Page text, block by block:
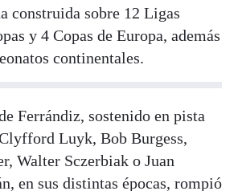
construida sobre 12 Ligas
y 4 Copas de Europa, además
continentales.
Ferrándiz, sostenido en pista
Luyk, Bob Burgess,
Walter Sczerbiak o Juan
en sus distintas épocas, rompió